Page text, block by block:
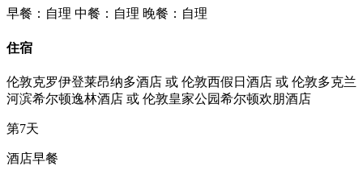
早餐：自理 中餐：自理 晚餐：自理
住宿
伦敦克罗伊登莱昂纳多酒店 或 伦敦西假日酒店 或 伦敦多克兰
河滨希尔顿逸林酒店 或 伦敦皇家公园希尔顿欢朋酒店
第7天
酒店早餐